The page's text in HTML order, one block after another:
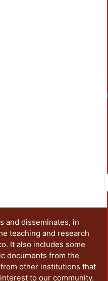
and disseminates, in
teaching and research
It also includes some
documents from the
other institutions that
to our community.